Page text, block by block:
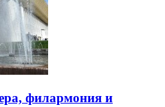
филармония и